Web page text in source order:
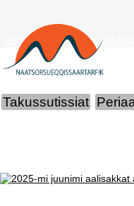
2025-mi juunimi
Takussutissiat
2025-mi juunimi